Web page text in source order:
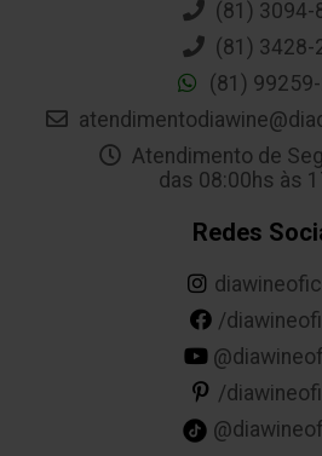
(81) 3094-
(81) 3428-
(81)
Atendimento de
das 08:00hs às
Redes
/
/